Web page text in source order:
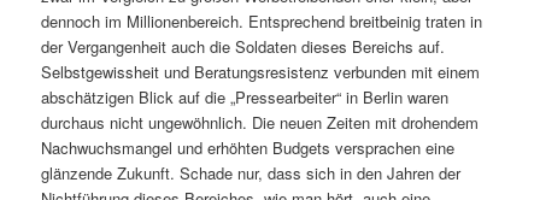
dennoch im Millionenbereich. Entsprechend breitbeinig traten in
der Vergangenheit auch die Soldaten dieses Bereichs auf.
Selbstgewissheit und Beratungsresistenz verbunden mit einem
abschätzigen Blick auf die „Pressearbeiter“ in Berlin waren
durchaus nicht ungewöhnlich. Die neuen Zeiten mit drohendem
Nachwuchsmangel und erhöhten Budgets versprachen eine
glänzende Zukunft. Schade nur, dass sich in den Jahren der